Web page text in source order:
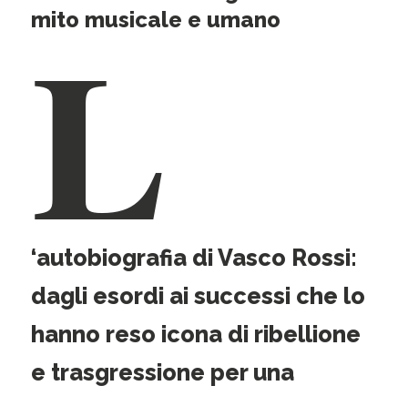
mito musicale e umano
L
‘autobiografia di Vasco Rossi:
dagli esordi ai successi che lo
hanno reso icona di ribellione
e trasgressione per una